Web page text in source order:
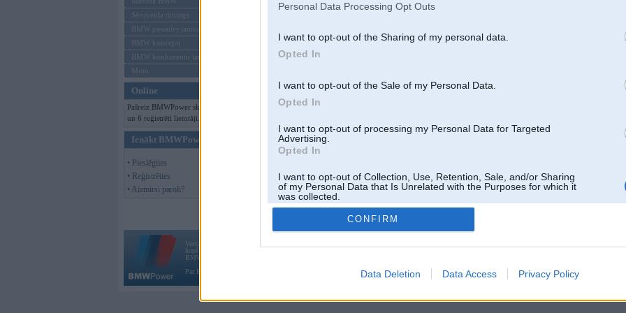
Personal Data Processing Opt Outs
I want to opt-out of the Sharing of my personal data.
Opted In
I want to opt-out of the Sale of my Personal Data.
Opted In
I want to opt-out of processing my Personal Data for Targeted
Advertising.
Opted In
I want to opt-out of Collection, Use, Retention, Sale, and/or Sharing
of my Personal Data that Is Unrelated with the Purposes for which it
was collected.
Opted Out
CONFIRM
Data Deletion Data Access Privacy Policy
Sērijveida tūnings
BMW pasaules jaunumi
BMW koncepti
BMW konkurentu jaunumi
Moto
Online
Pašreiz BMWPower skatās 96 viesi
un 6 reģistrēti lietotāji.
Ienākt BMWPower
• Pieslēgties
• Reģistrēties
• Aizmirsi paroli?
Vortāls BMWPower.lv darbojas
kopš 2002. gada 14. maija. Tas nav auto klubs un nav saistīts ar
BMW AG.
Par BMWPower